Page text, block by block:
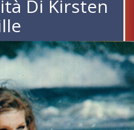
Di Kirsten